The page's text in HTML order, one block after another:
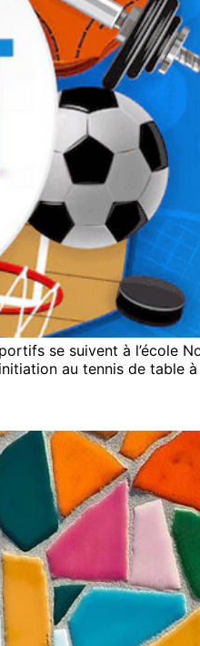
se suivent à l’école
au tennis de table